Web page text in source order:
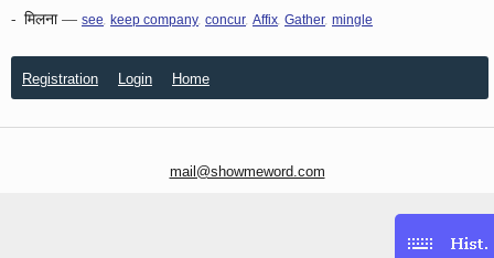
- मिलना— see keep company concur Affix Gather mingle
Registration Login Home
mail@showmeword.com